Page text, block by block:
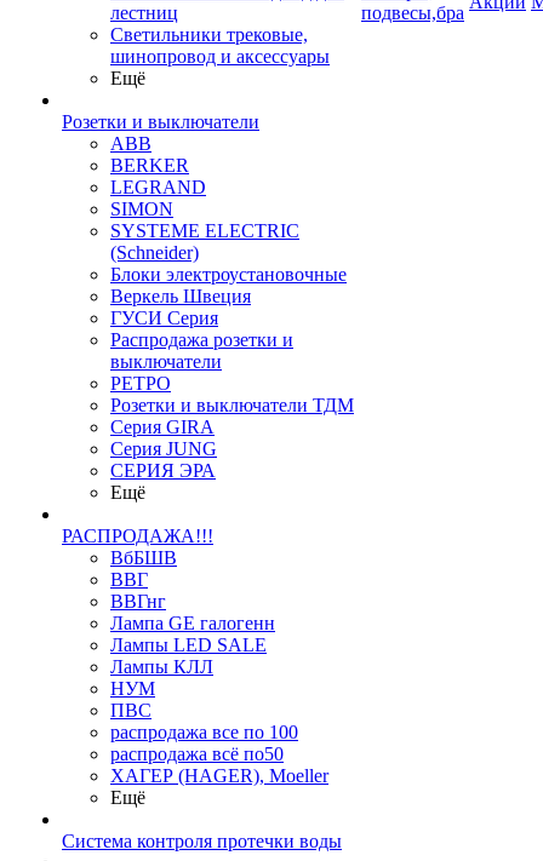
лестниц
Светильники трековые,
шинопровод и аксессуары
Ещё
Розетки и выключатели
ABB
BERKER
LEGRAND
SIMON
SYSTEME ELECTRIC
(Schneider)
Блоки электроустановочные
Веркель Швеция
ГУСИ Серия
Распродажа розетки и
выключатели
РЕТРО
Розетки и выключатели ТДМ
Серия GIRA
Серия JUNG
СЕРИЯ ЭРА
Ещё
РАСПРОДАЖА!!!
ВбБШВ
ВВГ
ВВГнг
Лампа GE галогенн
Лампы LED SALE
Лампы КЛЛ
НУМ
ПВС
распродажа все по 100
распродажа всё по50
ХАГЕР (HAGER), Moeller
Ещё
Система контроля протечки воды
подвесы,бра